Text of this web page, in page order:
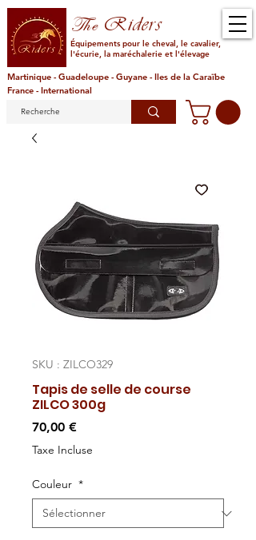
TheRiders
Équipements pour le cheval, le cavalier,
l'écurie, la maréchalerie et l'élevage
Martinique - Guadeloupe - Guyane - Iles de la Caraïbe
France - International
SKU : ZILCO329
Tapis de selle de course
ZILCO 300g
70,00 €Prix
Taxe Incluse
Couleur *